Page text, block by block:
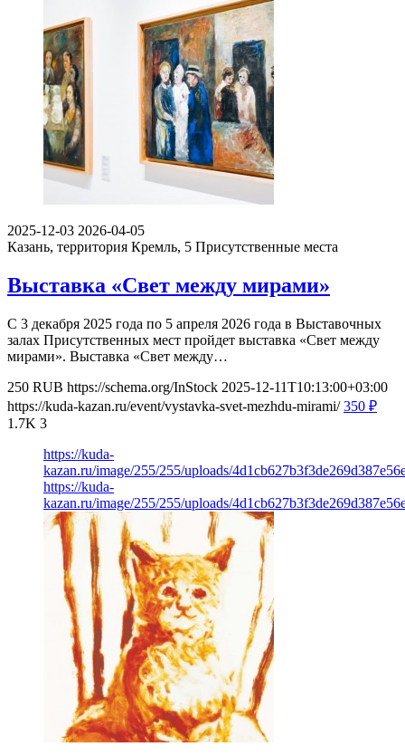
2025-12-03 2026-04-05
Казань, территория Кремль, 5 Присутственные места
Выставка «Свет между мирами»
С 3 декабря 2025 года по 5 апреля 2026 года в Выставочных
залах Присутственных мест пройдет выставка «Свет между
мирами». Выставка «Свет между…
250 RUB https://schema.org/InStock 2025-12-11T10:13:00+03:00
https://kuda-kazan.ru/event/vystavka-svet-mezhdu-mirami/ 350 ₽
1.7K 3
https://kuda-
kazan.ru/image/255/255/uploads/
https://kuda-
kazan.ru/image/255/255/uploads/